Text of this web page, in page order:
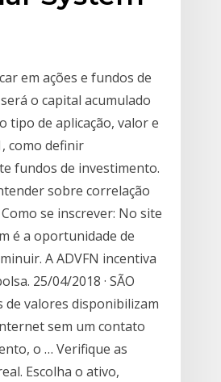
em ações e fundos de
o capital acumulado
tipo de aplicação, valor e
como definir
fundos de investimento.
sobre correlação
se inscrever: No site
é a oportunidade de
A ADVFN incentiva
25/04/2018 · SÃO
valores disponibilizam
sem um contato
o … Verifique as
Escolha o ativo,